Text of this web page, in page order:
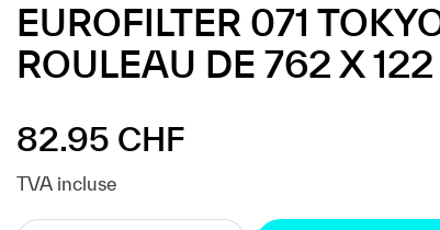
EUROFILTER 071
ROULEAU DE 762 X
Prix régulier :
82.95 CHF
TVA incluse